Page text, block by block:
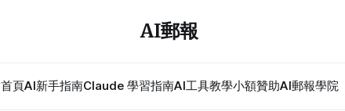
AI郵報
首頁AI新手指南Claude 學習指南AI工具教學小額贊助AI郵報學院